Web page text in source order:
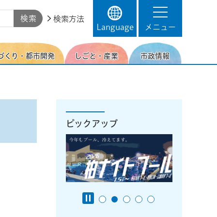
検索方法
Language
メニュー
くり・都市開発 しごと・産業 市政情報
ピックアップ